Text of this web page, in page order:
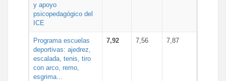
y apoyo
psicopedagógico del
ICE
Programa escuelas
deportivas: ajedrez,
escalada, tenis, tiro
con arco, remo,
esgrima...
7,92 7,56 7,87